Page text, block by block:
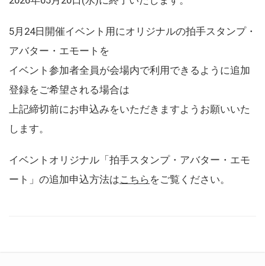
5月24日開催イベント用にオリジナルの拍手スタンプ・
アバター・エモートを
イベント参加者全員が会場内で利用できるように追加
登録をご希望される場合は
上記締切前にお申込みをいただきますようお願いいた
します。
イベントオリジナル「拍手スタンプ・アバター・エモ
ート」の追加申込方法はこちら をご覧ください。